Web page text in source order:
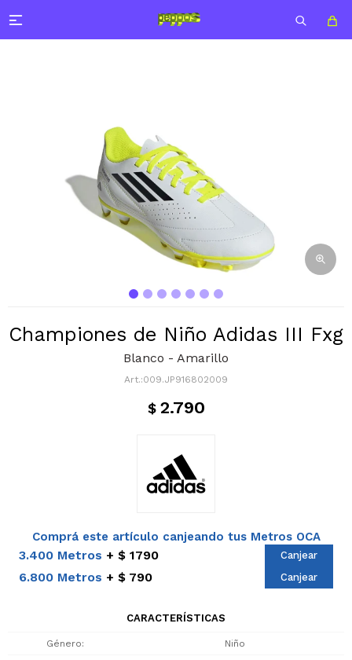

Championes de Niño Adidas III Fxg
Blanco - Amarillo
009.JP916802009
$ 2.790
Comprá este artículo canjeando tus Metros OCA
3.400 Metros $ 1790 Canjear
6.800 Metros $ 790 Canjear
CARACTERÍSTICAS
Género Niño